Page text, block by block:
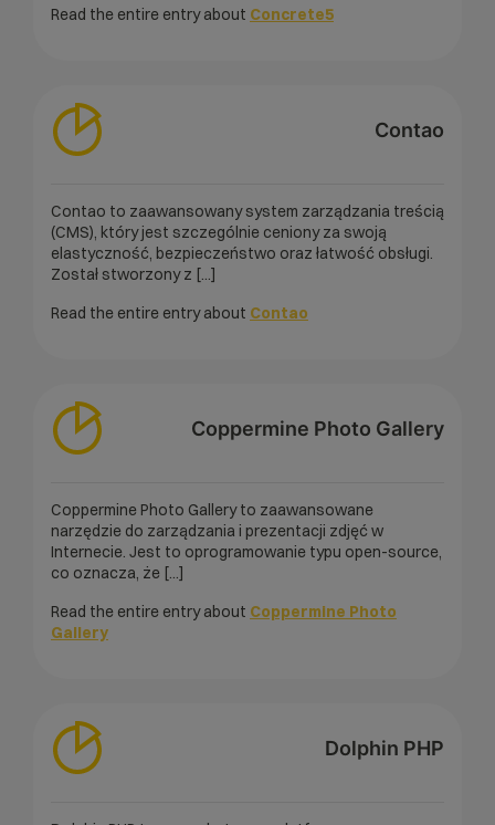
Read the entire entry about Concrete5
Contao
Contao to zaawansowany system zarządzania treścią
(CMS), który jest szczególnie ceniony za swoją
elastyczność, bezpieczeństwo oraz łatwość obsługi.
Został stworzony z [...]
Read the entire entry about Contao
Coppermine Photo Gallery
Coppermine Photo Gallery to zaawansowane
narzędzie do zarządzania i prezentacji zdjęć w
Internecie. Jest to oprogramowanie typu open-source,
co oznacza, że [...]
Read the entire entry about Coppermine Photo
Gallery
Dolphin PHP